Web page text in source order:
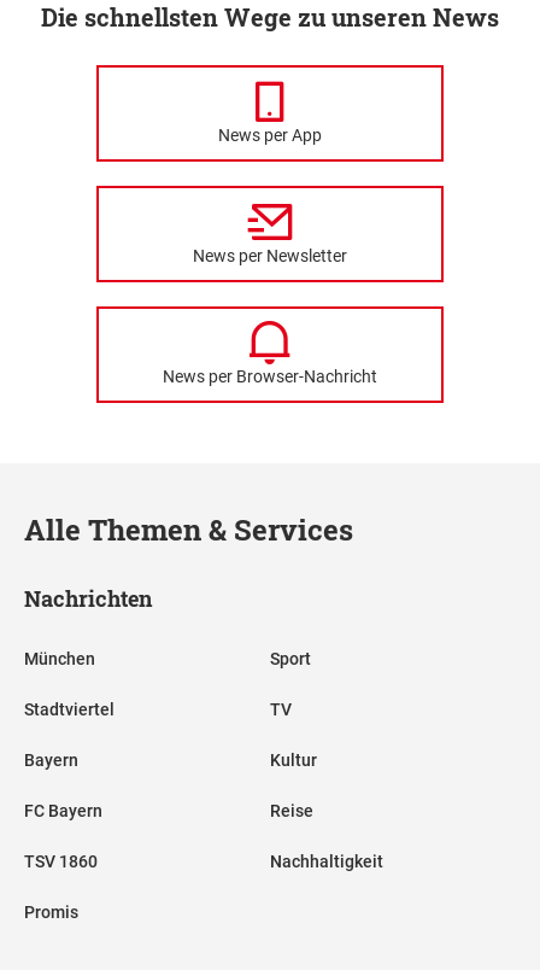
Die schnellsten Wege zu unseren News
News per App
News per Newsletter
News per Browser-Nachricht
Alle Themen & Services
Nachrichten
München
Stadtviertel
Bayern
FC Bayern
TSV 1860
Promis
Sport
TV
Kultur
Reise
Nachhaltigkeit